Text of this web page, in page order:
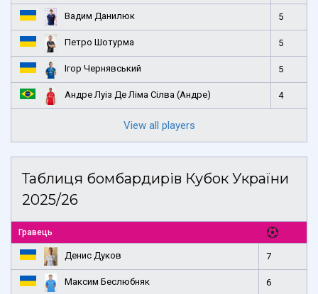
Вадим Данилюк 5
Петро Шотурма 5
Ігор Чернявський 5
Андре Луіз Де Ліма Сілва (Андре) 4
View all players
Таблиця бомбардирів Кубок України
2025/26
Гравець
Денис Дуков 7
Максим Беслюбняк 6